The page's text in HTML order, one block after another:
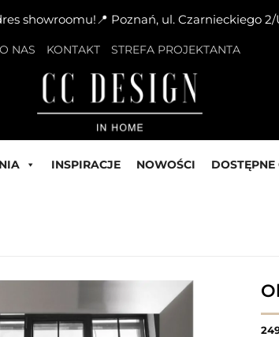
showroomu!📍 Poznań, ul. Czarnieckiego 2/
O NAS KONTAKT STREFA PROJEKTANTA
INSPIRACJE NOWOŚCI DOSTĘPNE